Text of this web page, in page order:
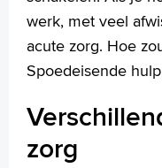
werk, met veel
acute zorg. Hoe
Spoedeisende
zorg